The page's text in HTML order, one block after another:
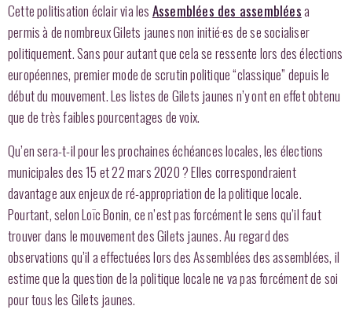
Cette politisation éclair via les Assemblées des assembléesa
permis à de nombreux Gilets jaunes non initié·es de se socialiser
politiquement. Sans pour autant que cela se ressente lors des élections
européennes, premier mode de scrutin politique “classique” depuis le
début du mouvement. Les listes de Gilets jaunes n’y ont en effet obtenu
que de très faibles pourcentages de voix.
Qu’en sera-t-il pour les prochaines échéances locales, les élections
municipales des 15 et 22 mars 2020 ? Elles correspondraient
davantage aux enjeux de ré-appropriation de la politique locale.
Pourtant, selon Loïc Bonin, ce n’est pas forcément le sens qu’il faut
trouver dans le mouvement des Gilets jaunes. Au regard des
observations qu’il a effectuées lors des Assemblées des assemblées, il
estime que la question de la politique locale ne va pas forcément de soi
pour tous les Gilets jaunes.